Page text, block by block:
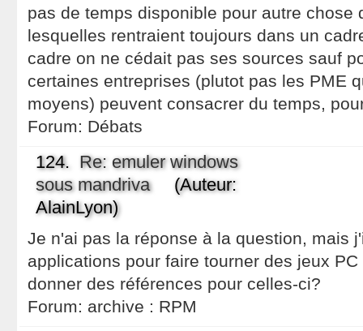
pas de temps disponible pour autre chose
lesquelles rentraient toujours dans un
cadre on ne cédait pas ses sources sauf
certaines entreprises (plutot pas les PME
moyens) peuvent consacrer du temps,
Forum: Débats
124. Re: emuler windows
sous mandriva(Auteur:
AlainLyon)
Je n'ai pas la réponse à la question, mais
applications pour faire tourner des jeux
donner des références pour celles-ci?
Forum: archive : RPM